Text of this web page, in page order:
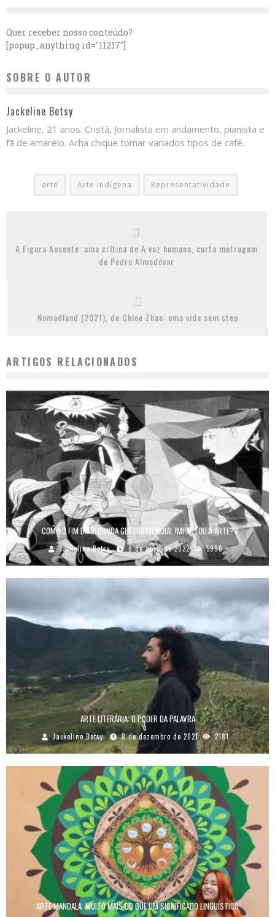
Quer receber nosso conteúdo?
[popup_anything id="11217"]
SOBRE O AUTOR
Jackeline Betsy
Jackeline, 21 anos. Cristã, Jornalista em andamento, pianista e
fã de amarelo. Acha chique tomar variados tipos de café.
arte Arte Indígena Representatividade
A Figura Ausente: uma crítica de A voz humana, curta metragem
de Pedro Almodóvar
Nomadland (2021), de Chloe Zhao: uma vida sem step
ARTIGOS RELACIONADOS
COMO O FIM DA SEGUNDA GUERRA MUNDIAL IMPACTOU A ARTE?
Jackeline Betsy 6 de abril de 2022 5990
ARTE LITERÁRIA: O PODER DA PALAVRA
Jackeline Betsy 8 de dezembro de 2021 2181
ARTE MANDALA: MUITO MAIS DO QUE UM SIGNIFICADO LINGUÍSTICO